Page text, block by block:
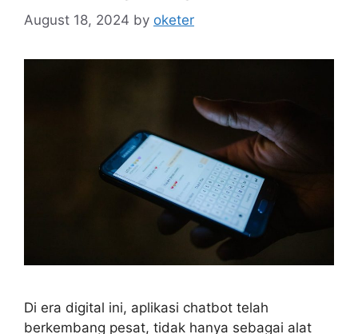
August 18, 2024 by oketer
Di era digital ini, aplikasi chatbot telah
berkembang pesat, tidak hanya sebagai alat